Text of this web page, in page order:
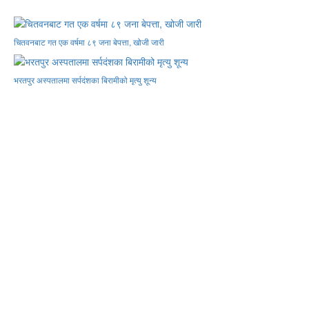
चितवनबाट गत एक वर्षमा ८९ जना बेपत्ता, खोजी जारी
भरतपुर अस्पतालमा सर्पदंशका बिरामीको मृत्यु शून्य